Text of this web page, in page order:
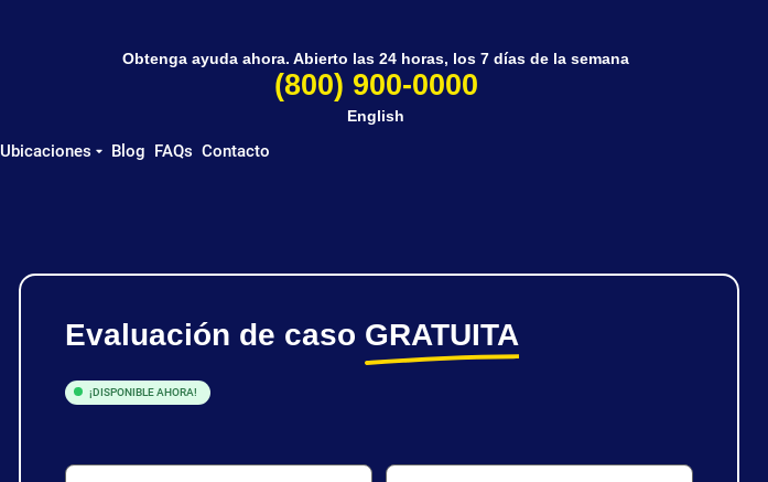
Ubicaciones Blog FAQs Contacto
Obtenga ayuda ahora. Abierto las 24 horas, los 7 días de la semana
(800) 900-0000
English
Evaluación de caso GRATUITA
¡DISPONIBLE AHORA!